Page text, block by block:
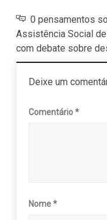
0 pensamentos
Assistência Social
com debate sobre
Deixe um
Comentário*
Nome*